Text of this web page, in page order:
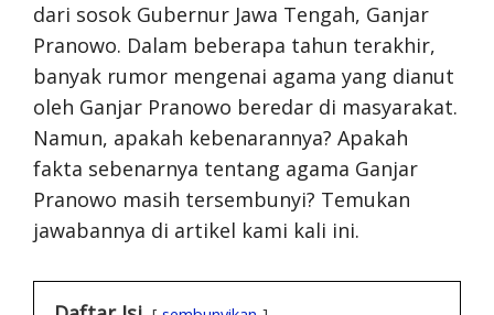
dari sosok Gubernur Jawa Tengah, Ganjar
Pranowo. Dalam beberapa tahun terakhir,
banyak rumor mengenai agama yang dianut
oleh Ganjar Pranowo beredar di masyarakat.
Namun, apakah kebenarannya? Apakah
fakta sebenarnya tentang agama Ganjar
Pranowo masih tersembunyi? Temukan
jawabannya di artikel kami kali ini.